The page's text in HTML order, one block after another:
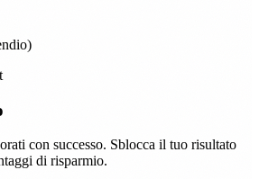
con successo. Sblocca il tuo risultato
di risparmio.